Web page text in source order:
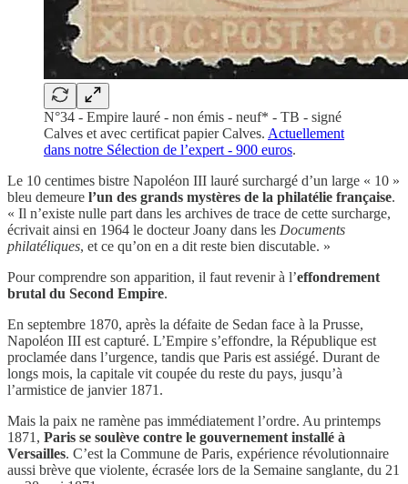
N°34 - Empire lauré - non émis - neuf* - TB - signé
Calves et avec certificat papier Calves. Actuellement
dans notre Sélection de l’expert - 900 euros.
Le 10 centimes bistre Napoléon III lauré surchargé d’un large « 10 »
bleu demeure l’un des grands mystères de la philatélie française.
« Il n’existe nulle part dans les archives de trace de cette surcharge,
écrivait ainsi en 1964 le docteur Joany dans les Documents
philatéliques, et ce qu’on en a dit reste bien discutable. »
Pour comprendre son apparition, il faut revenir à l’effondrement
brutal du Second Empire.
En septembre 1870, après la défaite de Sedan face à la Prusse,
Napoléon III est capturé. L’Empire s’effondre, la République est
proclamée dans l’urgence, tandis que Paris est assiégé. Durant de
longs mois, la capitale vit coupée du reste du pays, jusqu’à
l’armistice de janvier 1871.
Mais la paix ne ramène pas immédiatement l’ordre. Au printemps
1871, Paris se soulève contre le gouvernement installé à
Versailles. C’est la Commune de Paris, expérience révolutionnaire
aussi brève que violente, écrasée lors de la Semaine sanglante, du 21